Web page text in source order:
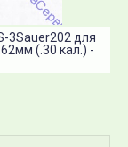
3Sauer202 для
(.30 кал.) -